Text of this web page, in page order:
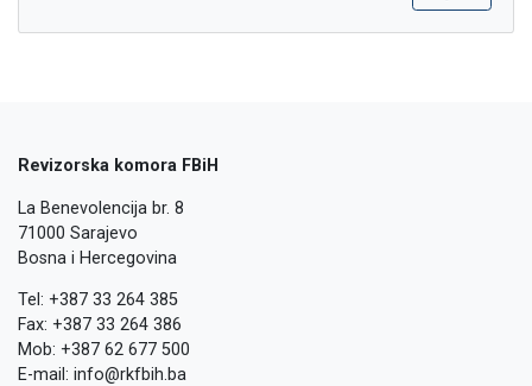
Revizorska komora FBiH
La Benevolencija br. 8
71000 Sarajevo
Bosna i Hercegovina
Tel: +387 33 264 385
Fax: +387 33 264 386
Mob: +387 62 677 500
E-mail: info@rkfbih.ba